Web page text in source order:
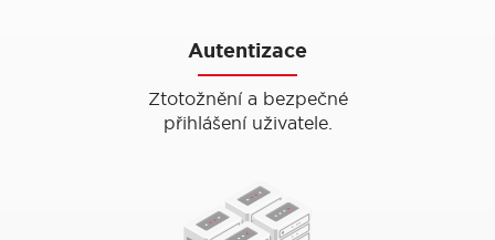
Autentizace
Ztotožnění a bezpečné
přihlášení uživatele.